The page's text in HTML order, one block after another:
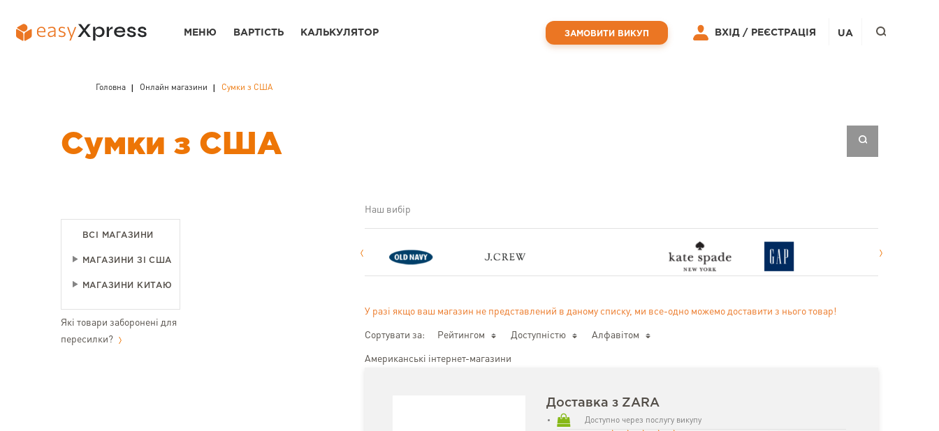
Сумки з США
Головна Онлайн магазини Сумки з США
ВСІ МАГАЗИНИ
МАГАЗИНИ ЗІ США
МАГАЗИНИ КИТАЮ
Які товари заборонені для
пересилки?
Наш вибір
У разі якщо ваш магазин не представлений в даному списку, ми все-одно можемо доставити з нього товар!
Сортувати за: Рейтингом Доступністю Алфавітом
Американські інтернет-магазини
Доставка з ZARA
Доступно через послугу викупу
МЕНЮ ВАРТІСТЬ КАЛЬКУЛЯТОР ЗАМОВИТИ ВИКУП ВХІД / РЕЄСТРАЦІЯ UA